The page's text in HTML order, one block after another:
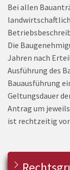
Bei allen
Die
Jahren nach
Ausführung des
Bauausführung
Geltungsdauer
Antrag um
ist rechtzeitig